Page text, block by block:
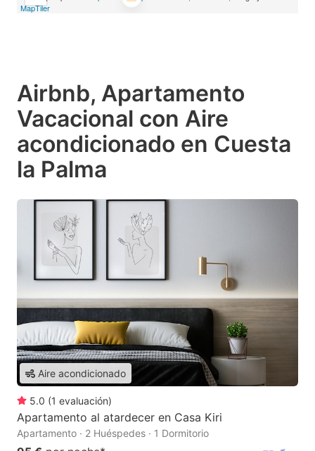
MapTiler
Airbnb, Apartamento
Vacacional con Aire
acondicionado en Cuesta
la Palma
Aire acondicionado
5.0 (1 evaluación)
Apartamento al atardecer en Casa Kiri
Apartamento · 2 Huéspedes · 1 Dormitorio